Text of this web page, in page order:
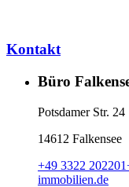
Kontakt
Büro
Potsdamer Str. 24
14612 Falkensee
+49 3322 202201
immobilien.de